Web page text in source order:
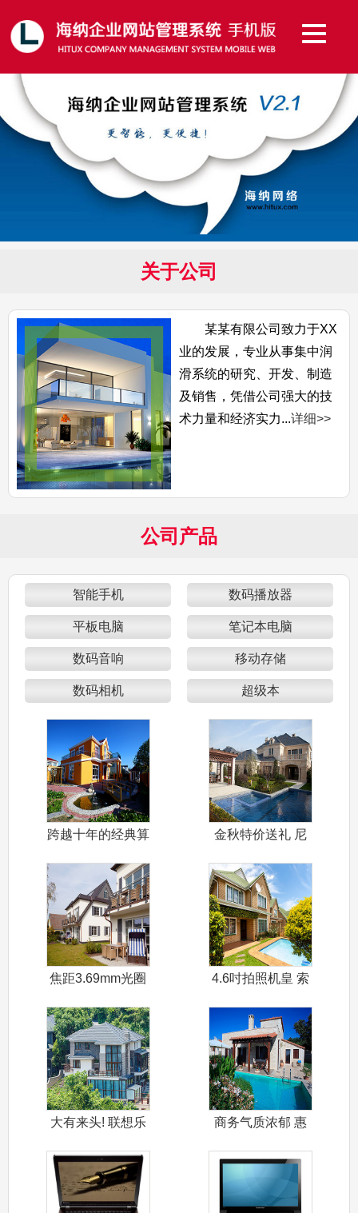
关于公司
某某有限公司致力于XX
业的发展，专业从事集中润
滑系统的研究、开发、制造
及销售，凭借公司强大的技
术力量和经济实力...详细>>
公司产品
智能手机 数码播放器
平板电脑 笔记本电脑
数码音响 移动存储
数码相机 超级本
跨越十年的经典算
金秋特价送礼 尼
焦距3.69mm光圈
4.6吋拍照机皇 索
大有来头! 联想乐
商务气质浓郁 惠